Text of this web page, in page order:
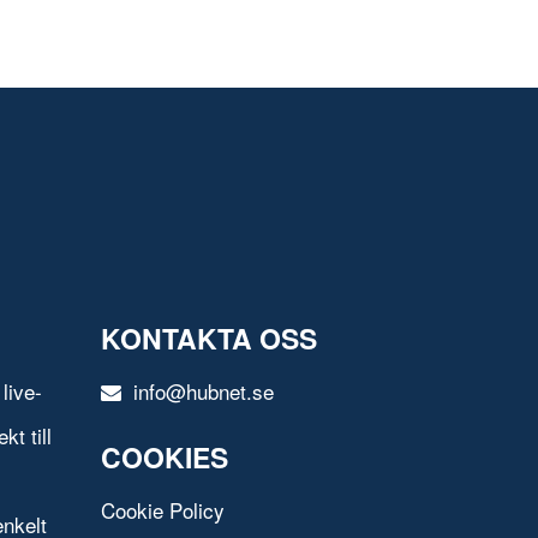
till
KONTAKTA OSS
info@hubnet.se
COOKIES
Cookie Policy